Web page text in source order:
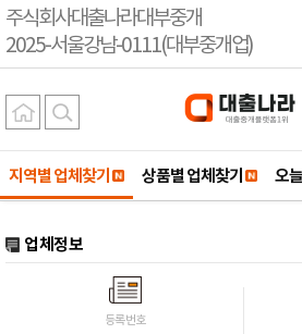
주식회사대출나라대부중개
2025-서울강남-0111(대부중개업)
지역별 업체찾기 상품별 업체찾기 오
업체정보
등록번호